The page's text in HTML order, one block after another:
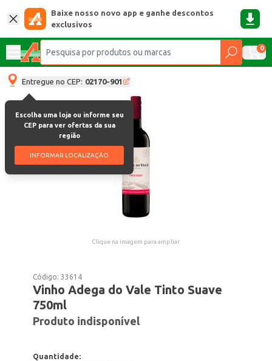
Baixe nosso novo app e ganhe descontos
exclusivos
0
Entregue no CEP: 02170-901
Escolha uma loja ou informe seu
CEP para ver ofertas da sua
região
INFORMAR LOCALIZAÇÃO
Clique na imagem para ampliar.
Código:33614
Vinho Adega do Vale Tinto Suave
750ml
Produto indisponível
Quantidade: